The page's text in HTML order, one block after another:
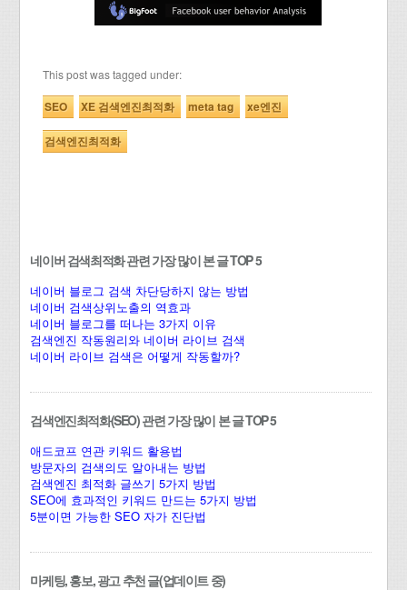
This post was tagged under:
SEO XE 검색엔진최적화 meta tag xe엔진
검색엔진최적화
네이버 검색최적화 관련 가장 많이 본 글 TOP 5
네이버 블로그 검색 차단당하지 않는 방법
네이버 검색상위노출의 역효과
네이버 블로그를 떠나는 3가지 이유
검색엔진 작동원리와 네이버 라이브 검색
네이버 라이브 검색은 어떻게 작동할까?
검색엔진최적화(SEO) 관련 가장 많이 본 글 TOP 5
애드코프 연관 키워드 활용법
방문자의 검색의도 알아내는 방법
검색엔진 최적화 글쓰기 5가지 방법
SEO에 효과적인 키워드 만드는 5가지 방법
5분이면 가능한 SEO 자가 진단법
마케팅, 홍보, 광고 추천 글(업데이트 중)